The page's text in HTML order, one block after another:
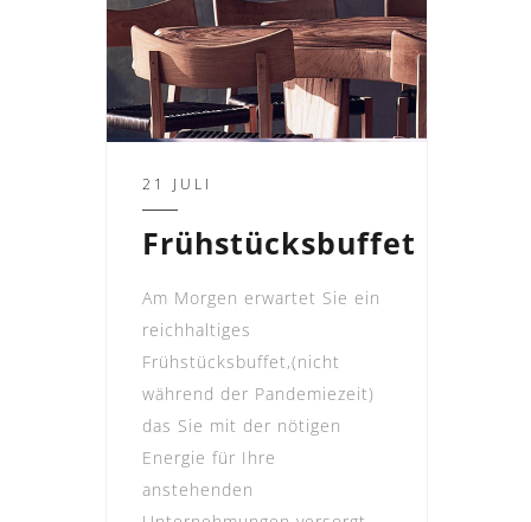
21 JULI
Frühstücksbuffet
Am Morgen erwartet Sie ein
reichhaltiges
Frühstücksbuffet,(nicht
während der Pandemiezeit)
das Sie mit der nötigen
Energie für Ihre
anstehenden